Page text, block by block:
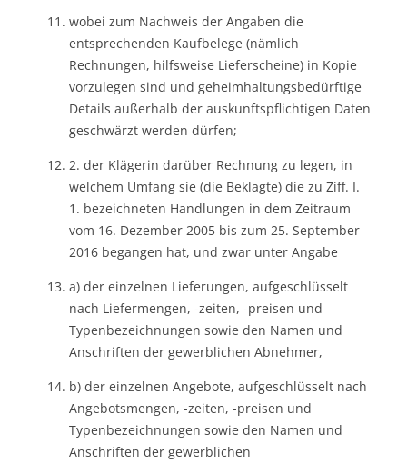
wobei zum Nachweis der Angaben die
entsprechenden Kaufbelege (nämlich
Rechnungen, hilfsweise Lieferscheine) in Kopie
vorzulegen sind und geheimhaltungsbedürftige
Details außerhalb der auskunftspflichtigen Daten
geschwärzt werden dürfen;
2. der Klägerin darüber Rechnung zu legen, in
welchem Umfang sie (die Beklagte) die zu Ziff. I.
1. bezeichneten Handlungen in dem Zeitraum
vom 16. Dezember 2005 bis zum 25. September
2016 begangen hat, und zwar unter Angabe
a) der einzelnen Lieferungen, aufgeschlüsselt
nach Liefermengen, -zeiten, -preisen und
Typenbezeichnungen sowie den Namen und
Anschriften der gewerblichen Abnehmer,
b) der einzelnen Angebote, aufgeschlüsselt nach
Angebotsmengen, -zeiten, -preisen und
Typenbezeichnungen sowie den Namen und
Anschriften der gewerblichen